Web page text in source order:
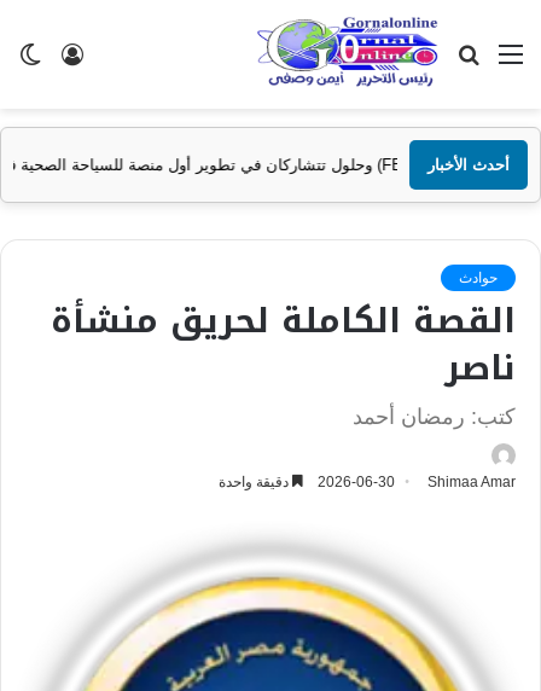
تسجيل
القائمة بحث
عن
أحدث الأخبار
حوادث
القصة الكاملة لحريق منشأة
ناصر
كتب: رمضان أحمد
Shimaa Amar
2026-06-30 دقيقة واحدة